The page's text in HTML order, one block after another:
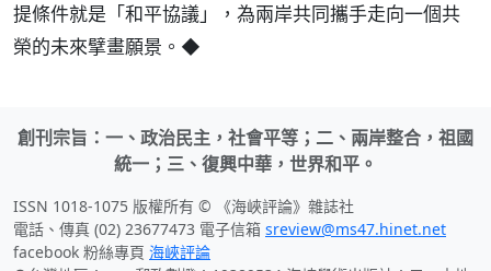
提條件就是「和平協議」，為兩岸共同攜手走向一個共
榮的未來擘畫願景。◆
創刊宗旨：一、政治民主，社會平等；二、兩岸整合，祖國
統一；三、復興中華，世界和平。
ISSN 1018-1075 版權所有 © 《海峽評論》雜誌社
電話、傳真 (02) 23677473 電子信箱 sreview@ms47.hinet.net
facebook 粉絲專頁 海峽評論